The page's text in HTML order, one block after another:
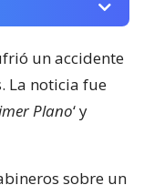
un accidente
La noticia fue
Plano‘ y
sobre un